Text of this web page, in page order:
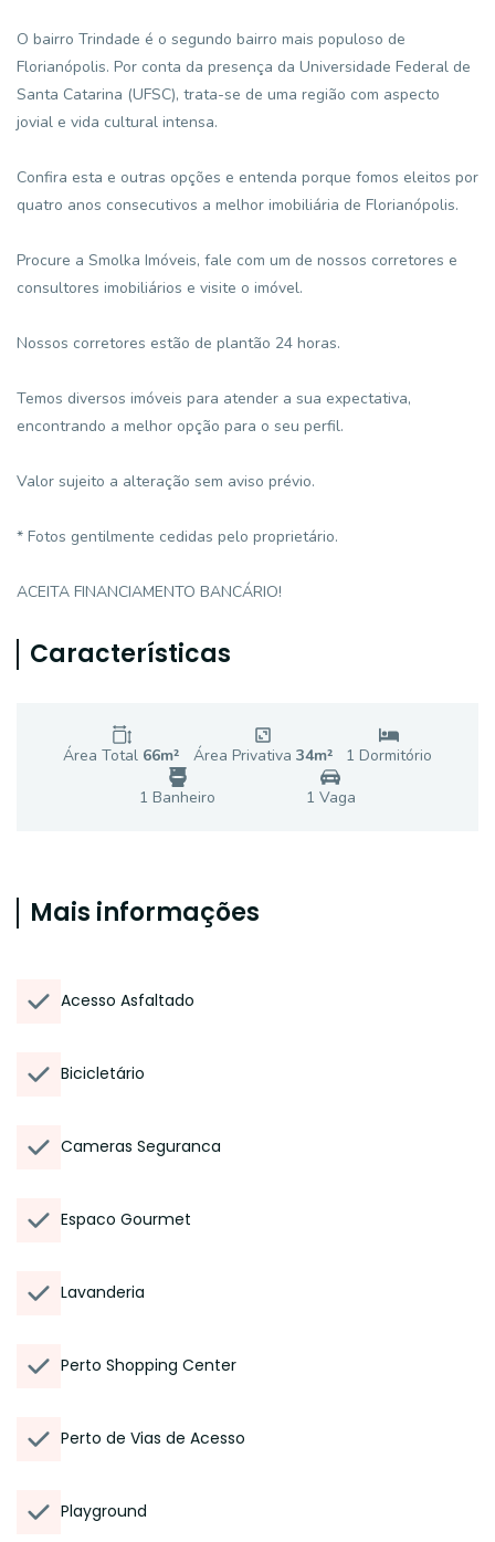
O bairro Trindade é o segundo bairro mais populoso de
Florianópolis. Por conta da presença da Universidade Federal de
Santa Catarina (UFSC), trata-se de uma região com aspecto
jovial e vida cultural intensa.
Confira esta e outras opções e entenda porque fomos eleitos por
quatro anos consecutivos a melhor imobiliária de Florianópolis.
Procure a Smolka Imóveis, fale com um de nossos corretores e
consultores imobiliários e visite o imóvel.
Nossos corretores estão de plantão 24 horas.
Temos diversos imóveis para atender a sua expectativa,
encontrando a melhor opção para o seu perfil.
Valor sujeito a alteração sem aviso prévio.
* Fotos gentilmente cedidas pelo proprietário.
ACEITA FINANCIAMENTO BANCÁRIO!
Características
Área Total 66m² Área Privativa 34m² 1 Dormitório
1 Banheiro 1 Vaga
Mais informações
Acesso Asfaltado
Bicicletário
Cameras Seguranca
Espaco Gourmet
Lavanderia
Perto Shopping Center
Perto de Vias de Acesso
Playground